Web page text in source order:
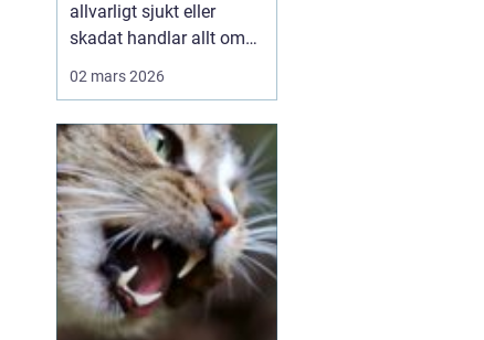
allvarligt sjukt eller
skadat handlar allt om
gången en olycka
händer: Vem ska
kontaktas? Vad är
verkligen akut? Hur kan
man hjälpa sitt djur på
vägen in till kliniken? I
Väx...
02 mars 2026